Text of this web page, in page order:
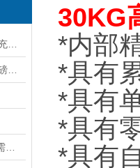
30KG
*内部
*具有
*具有
*具有
*具有